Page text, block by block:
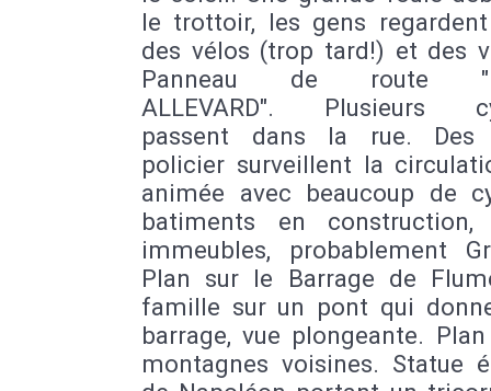
le trottoir, les gens
des vélos (trop tard!) et des
Panneau de route
ALLEVARD". Plusieurs
passent dans la rue. Des
policier surveillent la
animée avec beaucoup de
batiments en construction,
immeubles, probablement
Plan sur le Barrage de
famille sur un pont qui
barrage, vue plongeante.
montagnes voisines. Statue